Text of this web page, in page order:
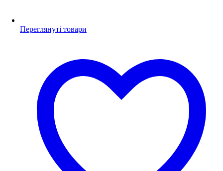
Переглянуті товари